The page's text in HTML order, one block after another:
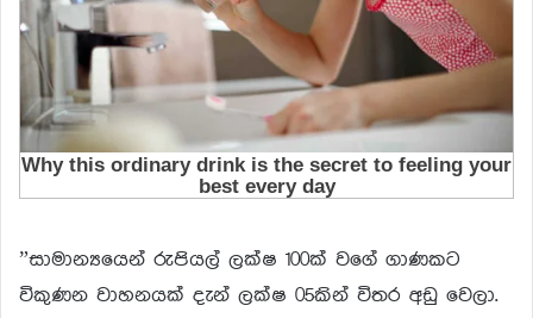
”සාමාන්‍යයෙන් රුපියල් ලක්ෂ 100ක් වගේ ගාණකට
විකුණන වාහනයක් දැන් ලක්ෂ 05කින් විතර අඩු වෙලා.